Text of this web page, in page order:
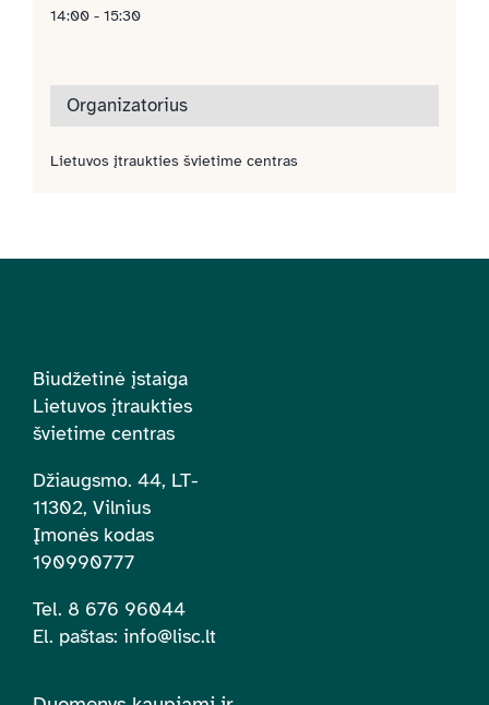
14:00 - 15:30
Organizatorius
Lietuvos įtraukties švietime centras
Biudžetinė įstaiga
Lietuvos įtraukties
švietime centras
Džiaugsmo. 44, LT-
11302, Vilnius
Įmonės kodas
190990777
Tel. 8 676 96044
El. paštas: info@lisc.lt